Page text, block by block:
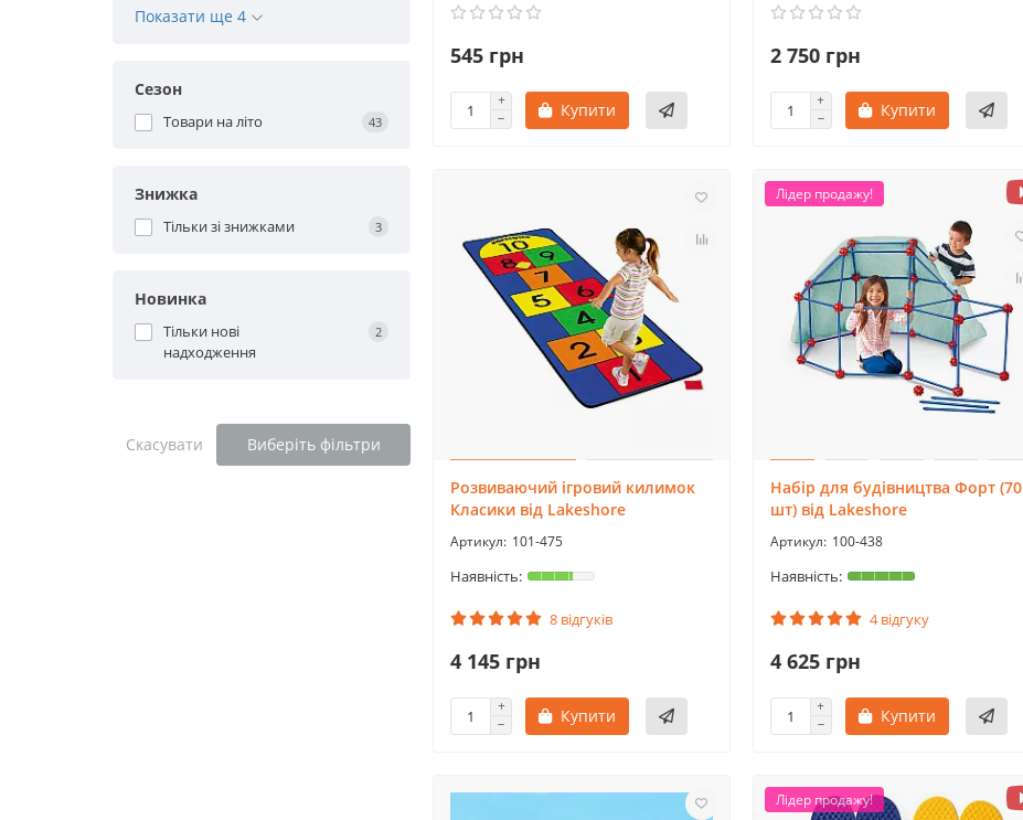
Показати ще 4
Сезон
Товари на літо 43
Знижка
Тільки зі знижками 3
Новинка
Тільки нові
надходження
2
Скасувати Виберіть фільтри
545 грн
Купити
2 750 грн
Купити
Розвиваючий ігровий килимок
Класики від Lakeshore
101-475
8 відгуків
4 145 грн
Купити
Лідер продажу!
Набір для будівництва Форт (70
шт) від Lakeshore
100-438
4 відгуку
4 625 грн
Купити
Лідер продажу!